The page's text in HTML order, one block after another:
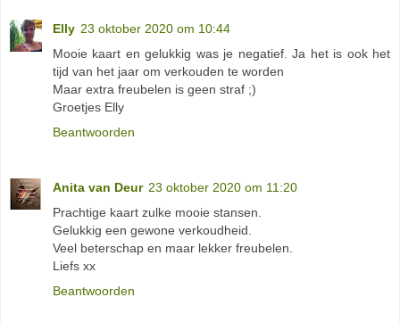
Elly 23 oktober 2020 om 10:44
Mooie kaart en gelukkig was je negatief. Ja het is ook het
tijd van het jaar om verkouden te worden
Maar extra freubelen is geen straf ;)
Groetjes Elly
Beantwoorden
Anita van Deur 23 oktober 2020 om 11:20
Prachtige kaart zulke mooie stansen.
Gelukkig een gewone verkoudheid.
Veel beterschap en maar lekker freubelen.
Liefs xx
Beantwoorden